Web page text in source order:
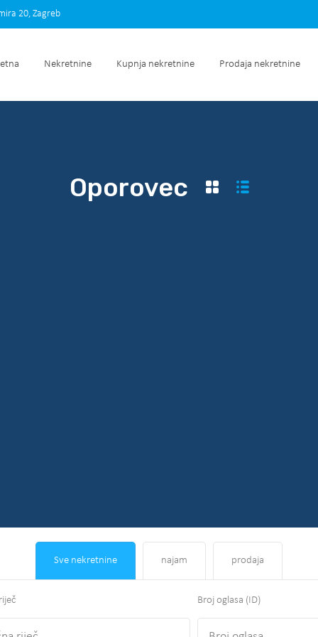
Početna Nekretnine Kupnja nekretnine Prodaja
20, Zagreb
Nekretnine Kupnja nekretnine Prodaja nekretnine
Oporovec
Sve nekretnine najam prodaja
Broj oglasa (ID)